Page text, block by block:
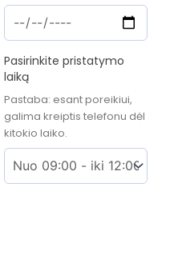
Pasirinkite pristatymo
laiką
Pastaba: esant poreikiui,
galima kreiptis telefonu dėl
kitokio laiko.